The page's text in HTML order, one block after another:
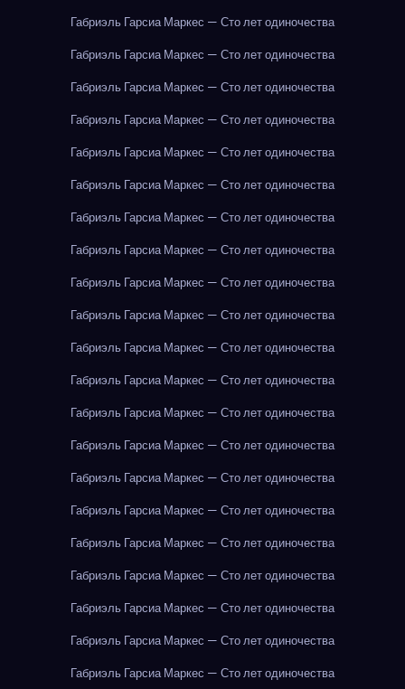
Габриэль Гарсиа Маркес — Сто лет одиночества
Габриэль Гарсиа Маркес — Сто лет одиночества
Габриэль Гарсиа Маркес — Сто лет одиночества
Габриэль Гарсиа Маркес — Сто лет одиночества
Габриэль Гарсиа Маркес — Сто лет одиночества
Габриэль Гарсиа Маркес — Сто лет одиночества
Габриэль Гарсиа Маркес — Сто лет одиночества
Габриэль Гарсиа Маркес — Сто лет одиночества
Габриэль Гарсиа Маркес — Сто лет одиночества
Габриэль Гарсиа Маркес — Сто лет одиночества
Габриэль Гарсиа Маркес — Сто лет одиночества
Габриэль Гарсиа Маркес — Сто лет одиночества
Габриэль Гарсиа Маркес — Сто лет одиночества
Габриэль Гарсиа Маркес — Сто лет одиночества
Габриэль Гарсиа Маркес — Сто лет одиночества
Габриэль Гарсиа Маркес — Сто лет одиночества
Габриэль Гарсиа Маркес — Сто лет одиночества
Габриэль Гарсиа Маркес — Сто лет одиночества
Габриэль Гарсиа Маркес — Сто лет одиночества
Габриэль Гарсиа Маркес — Сто лет одиночества
Габриэль Гарсиа Маркес — Сто лет одиночества